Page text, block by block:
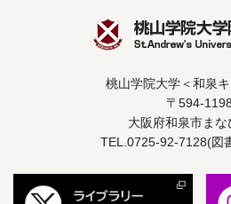
桃山学院大学＜和泉
〒594-1198
大阪府和泉市まな
TEL.0725-92-7128(図